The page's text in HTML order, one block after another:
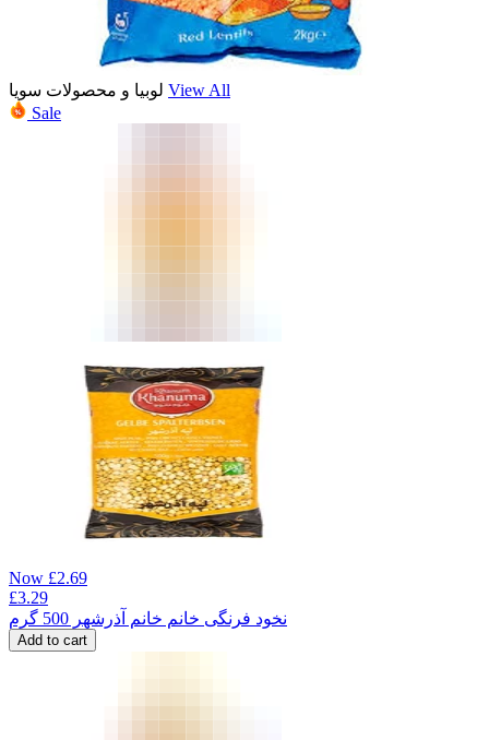
لوبیا و محصولات سویا View All
Sale
Now £2.69
£3.29
نخود فرنگی خانم خانم آذرشهر 500 گرم
Add to cart